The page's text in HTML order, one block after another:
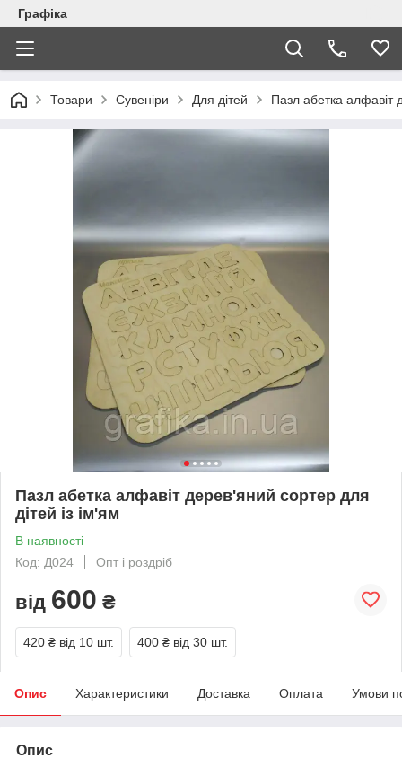
Графіка
Товари Сувеніри Для дітей Пазл абетка алфавіт
Пазл абетка алфавіт дерев'яний сортер для
дітей із ім'ям
В наявності
Код: Д024
Опт і роздріб
від 600 ₴
420 ₴ від 10 шт. 400 ₴ від 30 шт.
Опис Характеристики Доставка Оплата Умови
Опис